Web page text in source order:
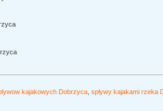
kajakowych Dobrzyca spływy kajakami rzeka